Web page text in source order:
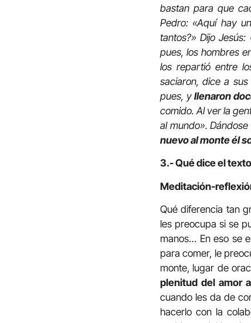
bastan para que
Pedro: «Aquí hay
tantos?» Dijo Jesús:
pues, los hombres
los repartió entre
saciaron, dice a
pues, yllenaron
comido. Al ver la
al mundo».
nuevo al monte él
3.- Qué dice el
Meditación-
Qué diferencia tan
les preocupa si se
manos… En eso se
para comer, le
monte, lugar de
plenitud del amor
cuando les da de
hacerlo con la